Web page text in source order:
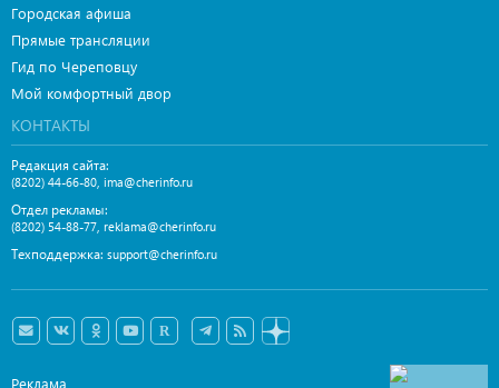
Городская афиша
Прямые трансляции
Гид по Череповцу
Мой комфортный двор
КОНТАКТЫ
Редакция сайта:
(8202) 44-66-80, ima@cherinfo.ru
Отдел рекламы:
(8202) 54-88-77, reklama@cherinfo.ru
Техподдержка: support@cherinfo.ru
Реклама